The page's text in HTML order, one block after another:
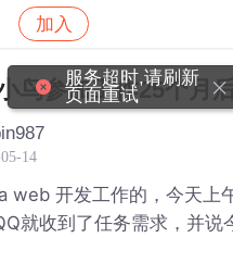
加入
技术区 帖子详情
鸟参加工作25个月
14
web 开发工作的，今天上
就收到了任务需求，并说
服务超时,请刷新
页面重试